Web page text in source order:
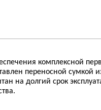
комплексной
переносной сумкой
на долгий срок